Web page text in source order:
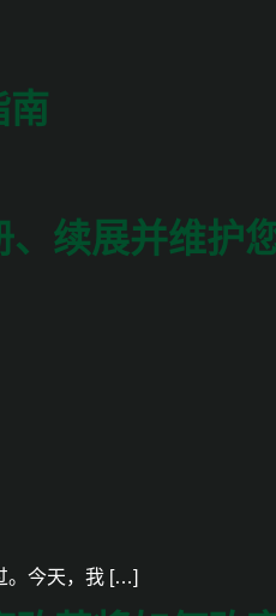
南
续展并维护
。今天，我 […]